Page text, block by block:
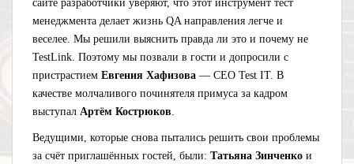
сайте разработчики уверяют, что этот инструмент тест
менеджмента делает жизнь QA направления легче и
веселее. Мы решили выяснить правда ли это и почему не
TestLink. Поэтому мы позвали в гости и допросили с
пристрастием Евгения Хафизова — СЕО Test IT. В
качестве молчаливого починятеля примуса за кадром
выступал Артём Кострюков.
Ведущими, которые снова пытались решить свои проблемы
за счёт приглашённых гостей, были: Татьяна Зинченко и